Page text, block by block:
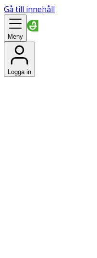
Gå till innehåll
Meny
Logga in